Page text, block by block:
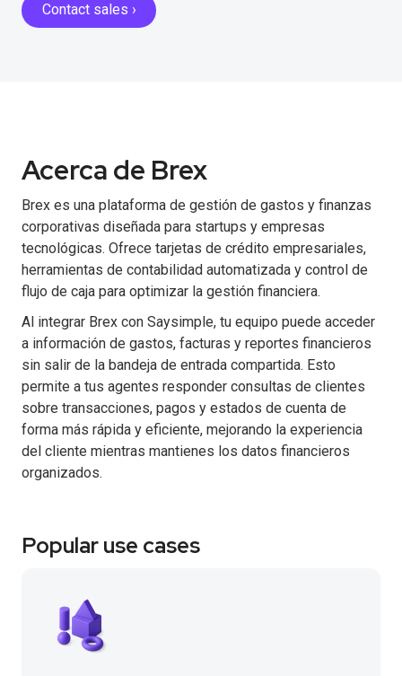
Contact sales ›
Acerca de Brex
Brex es una plataforma de gestión de gastos y finanzas
corporativas diseñada para startups y empresas
tecnológicas. Ofrece tarjetas de crédito empresariales,
herramientas de contabilidad automatizada y control de
flujo de caja para optimizar la gestión financiera.
Al integrar Brex con Saysimple, tu equipo puede acceder
a información de gastos, facturas y reportes financieros
sin salir de la bandeja de entrada compartida. Esto
permite a tus agentes responder consultas de clientes
sobre transacciones, pagos y estados de cuenta de
forma más rápida y eficiente, mejorando la experiencia
del cliente mientras mantienes los datos financieros
organizados.
Popular use cases